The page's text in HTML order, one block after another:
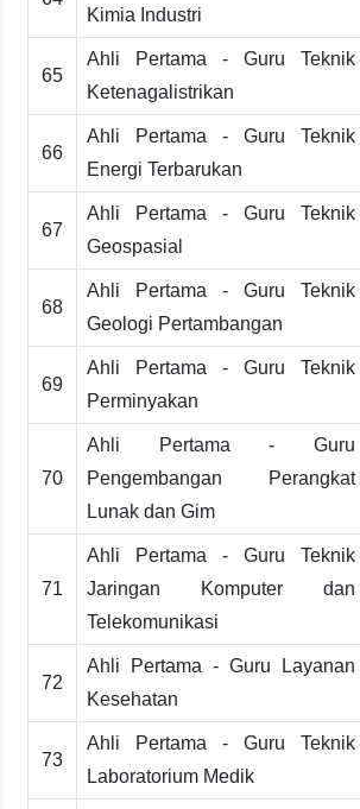
Kimia Industri
65
Ahli Pertama - Guru Teknik
Ketenagalistrikan
66
Ahli Pertama - Guru Teknik
Energi Terbarukan
67
Ahli Pertama - Guru Teknik
Geospasial
68
Ahli Pertama - Guru Teknik
Geologi Pertambangan
69
Ahli Pertama - Guru Teknik
Perminyakan
70
Ahli Pertama - Guru
Pengembangan Perangkat
Lunak dan Gim
71
Ahli Pertama - Guru Teknik
Jaringan Komputer dan
Telekomunikasi
72
Ahli Pertama - Guru Layanan
Kesehatan
73
Ahli Pertama - Guru Teknik
Laboratorium Medik